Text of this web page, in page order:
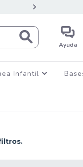
Ayuda
Infantil